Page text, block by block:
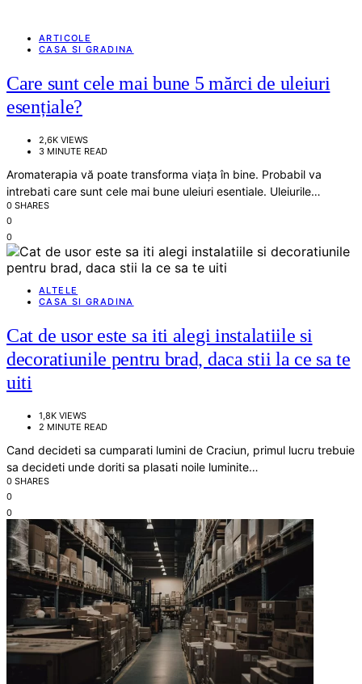
ARTICOLE
CASA SI GRADINA
Care sunt cele mai bune 5 mărci de uleiuri
esențiale?
2,6K VIEWS
3 MINUTE READ
Aromaterapia vă poate transforma viața în bine. Probabil va
intrebati care sunt cele mai bune uleiuri esentiale. Uleiurile…
0 SHARES
0
0
ALTELE
CASA SI GRADINA
Cat de usor este sa iti alegi instalatiile si
decoratiunile pentru brad, daca stii la ce sa te
uiti
1,8K VIEWS
2 MINUTE READ
Cand decideti sa cumparati lumini de Craciun, primul lucru trebuie
sa decideti unde doriti sa plasati noile luminite…
0 SHARES
0
0